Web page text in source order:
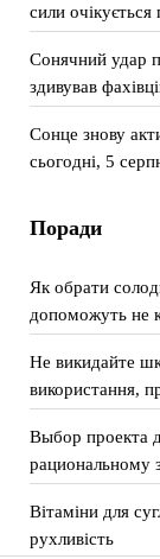
сили
Сонячний удар
здивував
Сонце знову
сьогодні, 5
Поради
Як обрати
допоможуть не
Не викидайте
використання,
Выбор проекта
рациональному
Вітаміни для
рухливість